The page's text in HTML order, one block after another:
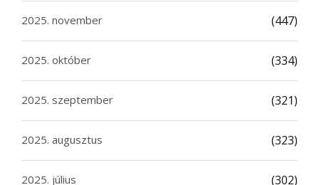
2025. november (447)
2025. október (334)
2025. szeptember (321)
2025. augusztus (323)
2025. július (302)